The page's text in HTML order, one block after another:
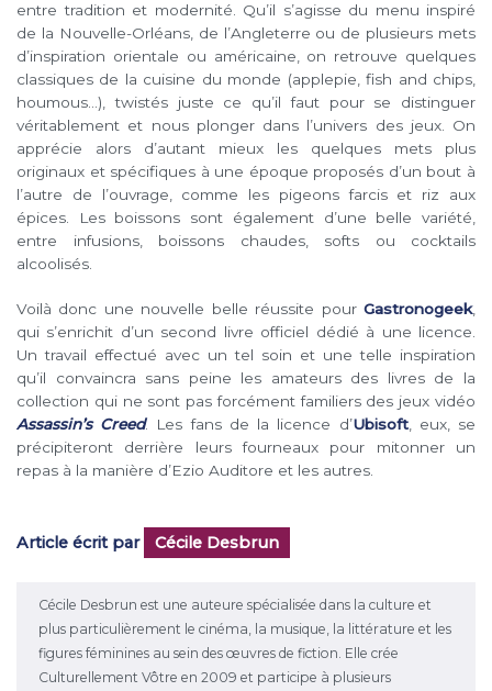
entre tradition et modernité. Qu’il s’agisse du menu inspiré
de la Nouvelle-Orléans, de l’Angleterre ou de plusieurs mets
d’inspiration orientale ou américaine, on retrouve quelques
classiques de la cuisine du monde (applepie, fish and chips,
houmous…), twistés juste ce qu’il faut pour se distinguer
véritablement et nous plonger dans l’univers des jeux. On
apprécie alors d’autant mieux les quelques mets plus
originaux et spécifiques à une époque proposés d’un bout à
l’autre de l’ouvrage, comme les pigeons farcis et riz aux
épices. Les boissons sont également d’une belle variété,
entre infusions, boissons chaudes, softs ou cocktails
alcoolisés.
Voilà donc une nouvelle belle réussite pour Gastronogeek,
qui s’enrichit d’un second livre officiel dédié à une licence.
Un travail effectué avec un tel soin et une telle inspiration
qu’il convaincra sans peine les amateurs des livres de la
collection qui ne sont pas forcément familiers des jeux vidéo
Assassin’s Creed. Les fans de la licence d’Ubisoft, eux, se
précipiteront derrière leurs fourneaux pour mitonner un
repas à la manière d’Ezio Auditore et les autres.
Article écrit par Cécile Desbrun
Cécile Desbrun est une auteure spécialisée dans la culture et
plus particulièrement le cinéma, la musique, la littérature et les
figures féminines au sein des œuvres de fiction. Elle crée
Culturellement Vôtre en 2009 et participe à plusieurs